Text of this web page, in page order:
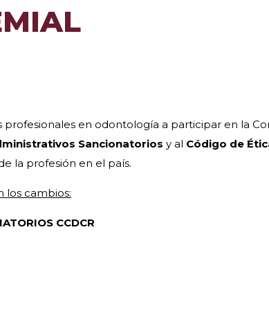
profesionales en odontología a participar en la
Sancionatorios y al Código de
la profesión en el país.
los cambios:
CCDCR